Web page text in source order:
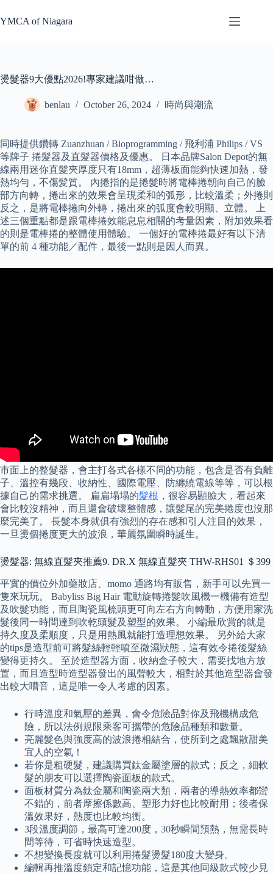
to
content
YMCA of Niagara
燙髮器9大優點2026!專家建議咁做…
benlau October 26, 2024 時尚與潮流
同時提供鑽轉 Zuanzhuan / Bioprogramming / 飛利浦 Philips / VS
等牌子 捲髮器及直髮器價格及優惠。 日本品牌Salon Depot的無
線兩用迷你直髮夾厚度只有18mm，超薄板面能夠快速加熱，發
熱均勻，不傷髪質。 內捲指的是捲髮時將電棒捲朝向自己的臉
部方向轉，捲出來的效果會呈現柔和的弧形，比較溫柔；外捲則
反之，是將電棒捲向外轉，捲出來的弧度會較明顯、立體。 上
述三個重點都是跟電棒捲效能息息相關的考量因素，附加效果看
的則是電棒捲的整體使用體驗。 一個好的電棒捲最好有以下清
單的前 4 種功能／配件，最後一點則是因人而異。
市面上的整髮器，會主打各式各樣不同的功能，包含是否有負離
子、溫控有幾段、收納性、國際電壓、防纏繞電線等等，可以根
據自己的需求挑選。 扁扁塌塌的髮根 ，很容易顯臉大，看起來
會比較沒精神，而且還會破壞整體感，讓髮尾的完美捲度也沒那
麼完美了。 長髮本身就俱有強烈的存在感和引人注目的效果，
一旦燙個捲度更大的波浪，華麗氛圍瞬時誕生。
燙髮器: 無線直髮夾推薦9. DR.X 無線直髮夾 THW-RHS01 ＄399
平實的價位外加藥妝店、momo 通路均有販售，新手可以先買一
隻來玩玩。 Babyliss Big Hair 電動旋轉捲髮吹風機一機備有造型
及吹髮功能，而且陶瓷風梳頭更可向左右方向轉動，方便用家洗
髮後同一時間達到吹乾頭髮及塑型的效果。 小編最欣賞的就是
持久度及柔順度，只是用熱風就能打造理想效果。 另外給大家
的tips是造型前可將髮絲輕輕噴至微濕狀態，這有效令捲後髮絲
變得更持久。 至於造型器方面，收納盒子較大，需要找地方放
置，而且造型時造型器發出的風聲較大，相對於其他造型器會發
出較大嘈音，這是唯一令人考慮的因素。
行時溫度和氣壓的差異，會令危險品對你及飛機構成危
險，所以法例規限乘客可攜帶的危險品種類和數量。
亮麗髮色與強度高的波浪捲相結合，使所到之處飄散甜美
宜人的空氣！
若你是粗硬髮，建議購買鈦金屬塗層的款式；反之，細軟
髮的朋友可以選擇陶瓷面板的款式。
面板材質分為鈦金屬和陶瓷兩大類，兩者的導熱效率都蠻
不錯的，前者摩擦係數高、塑形力好也比較耐用；後者保
溫效果好，熱度也比較均衡。
3段溫度調節，最高可達200度，30秒瞬間預熱，無需長時
間等待，可省時快速造型。
不想變換長度就可以利用捲髮燙髮180度大變身。
編輯再推溫度鎖定和記憶功能，這是其他同級款式較少見